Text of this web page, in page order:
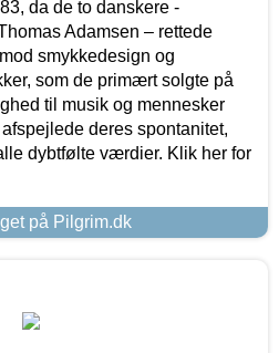
da de to danskere -
Adamsen – rettede
smykkedesign og
som de primært solgte på
til musik og mennesker
deres spontanitet,
dybtfølte værdier. Klik her for
på Pilgrim.dk